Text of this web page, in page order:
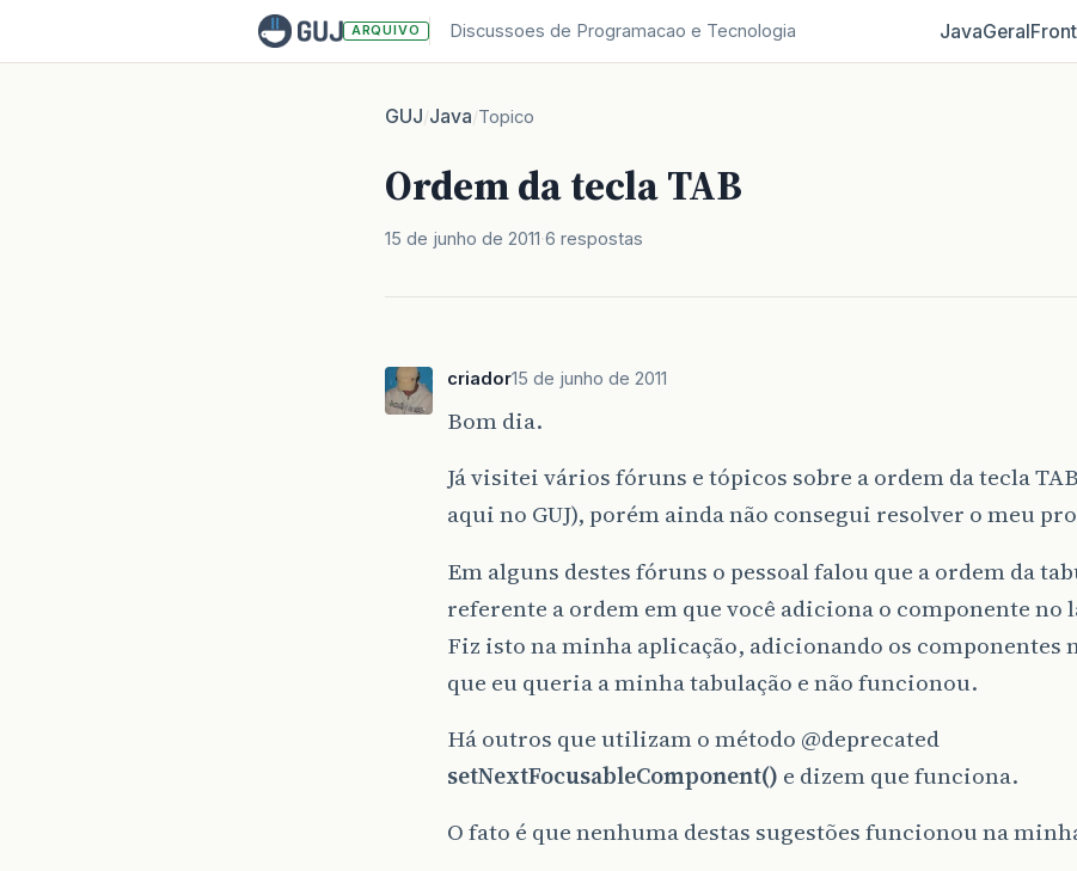
ARQUIVO Discussoes de Programacao e Tecnologia JavaGeral
GUJ/Java/Topico
Ordem da tecla TAB
15 de junho de 2011 6 respostas
criador15 de junho de 2011
Bom dia.
Já visitei vários fóruns e tópicos sobre a ordem da tecla
aqui no GUJ), porém ainda não consegui resolver o meu
Em alguns destes fóruns o pessoal falou que a ordem da
referente a ordem em que você adiciona o componente no
Fiz isto na minha aplicação, adicionando os componentes
que eu queria a minha tabulação e não funcionou.
Há outros que utilizam o método @deprecated
setNextFocusableComponent() e dizem que funciona.
O fato é que nenhuma destas sugestões funcionou na